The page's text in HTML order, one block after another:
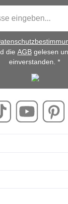
die AGB gelesen
einverstanden. *